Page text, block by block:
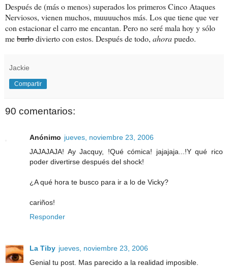
Después de (más o menos) superados los primeros Cinco Ataques
Nerviosos, vienen muchos, muuuuchos más. Los que tiene que ver
con estacionar el carro me encantan. Pero no seré mala hoy y sólo
meburlodivierto con estos. Después de todo, ahorapuedo.
Jackie
Compartir
90 comentarios:
Anónimo jueves, noviembre 23, 2006
JAJAJAJA! Ay Jacquy, !Qué cómica! jajajaja...!Y qué rico
poder divertirse después del shock!
¿A qué hora te busco para ir a lo de Vicky?
cariños!
Responder
La Tiby jueves, noviembre 23, 2006
Genial tu post. Mas parecido a la realidad imposible.